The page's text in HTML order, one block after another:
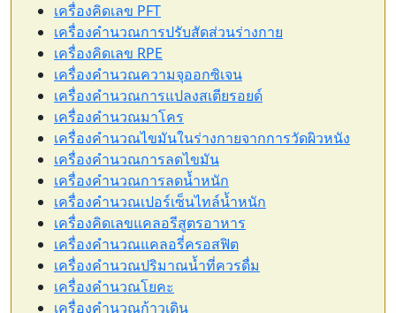
เครื่องคิดเลข PFT
เครื่องคำนวณการปรับสัดส่วนร่างกาย
เครื่องคิดเลข RPE
เครื่องคำนวณความจุออกซิเจน
เครื่องคำนวณการแปลงสเตียรอยด์
เครื่องคำนวณมาโคร
เครื่องคำนวณไขมันในร่างกายจากการวัดผิวหนัง
เครื่องคำนวณการลดไขมัน
เครื่องคำนวณการลดน้ำหนัก
เครื่องคำนวณเปอร์เซ็นไทล์น้ำหนัก
เครื่องคิดเลขแคลอรีสูตรอาหาร
เครื่องคำนวณแคลอรี่ครอสฟิต
เครื่องคำนวณปริมาณน้ำที่ควรดื่ม
เครื่องคำนวณโยคะ
เครื่องคำนวณก้าวเดิน